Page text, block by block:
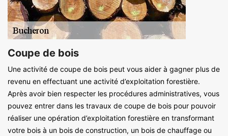
Coupe de bois
Une activité de coupe de bois peut vous aider à gagner plus de
revenu en effectuant une activité d’exploitation forestière.
Après avoir bien respecter les procédures administratives, vous
pouvez entrer dans les travaux de coupe de bois pour pouvoir
réaliser une opération d’exploitation forestière en transformant
votre bois à un bois de construction, un bois de chauffage ou